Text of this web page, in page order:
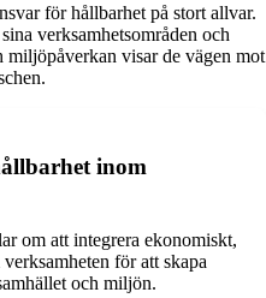
för hållbarhet på stort allvar.
verksamhetsområden och
visar de vägen mot
inom
om att integrera ekonomiskt,
för att skapa
och miljön.